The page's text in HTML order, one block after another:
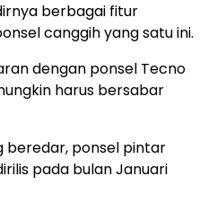
berbagai fitur
canggih yang satu ini.
dengan ponsel Tecno
harus bersabar
beredar, ponsel pintar
pada bulan Januari